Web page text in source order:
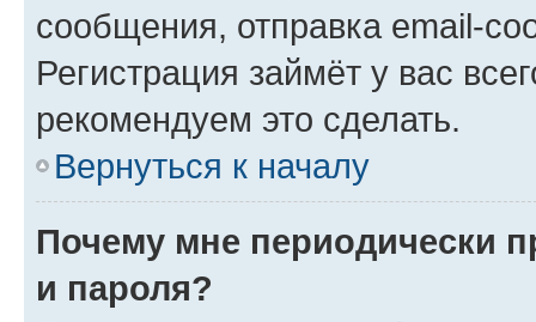
сообщения, отправка email-
Регистрация займёт у вас
рекомендуем это сделать.
Вернуться к началу
Почему мне периодически
и пароля?